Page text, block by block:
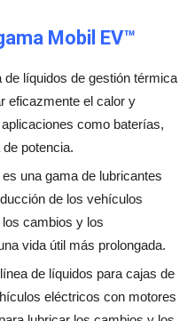
Mobil EV™
de líquidos de gestión térmica
eficazmente el calor y
como baterías,
potencia.
es una gama de lubricantes
de los vehículos
cambios y los
vida útil más prolongada.
de líquidos para cajas de
eléctricos con motores